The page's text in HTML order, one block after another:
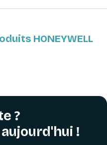
HONEYWELL
?
!